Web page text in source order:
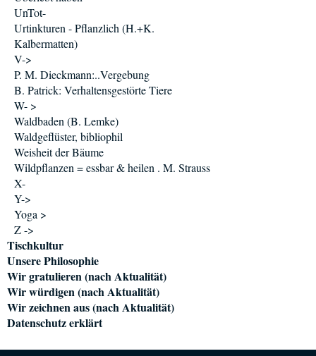
UnTot-
Urtinkturen - Pflanzlich (H.+K.
Kalbermatten)
V->
P. M. Dieckmann:..Vergebung
B. Patrick: Verhaltensgestörte Tiere
W- >
Waldbaden (B. Lemke)
Waldgeflüster, bibliophil
Weisheit der Bäume
Wildpflanzen = essbar & heilen . M. Strauss
X-
Y->
Yoga >
Z ->
Tischkultur
Unsere Philosophie
Wir gratulieren (nach Aktualität)
Wir würdigen (nach Aktualität)
Wir zeichnen aus (nach Aktualität)
Datenschutz erklärt